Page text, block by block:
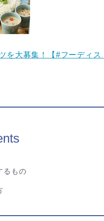
を大募集！【#フーディス
るもの